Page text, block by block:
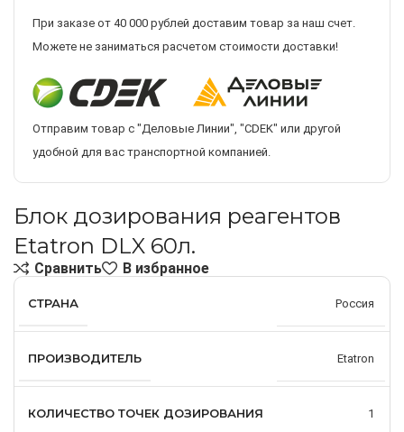
При заказе от 40 000 рублей доставим товар за наш счет.
Можете не заниматься расчетом стоимости доставки!
Отправим товар с "Деловые Линии", "CDEK" или другой
удобной для вас транспортной компанией.
Блок дозирования реагентов
Etatron DLX 60л.
Сравнить В избранное
СТРАНА Россия
ПРОИЗВОДИТЕЛЬ Etatron
КОЛИЧЕСТВО ТОЧЕК ДОЗИРОВАНИЯ 1